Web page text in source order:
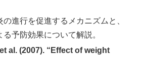
の進行を促進するメカニズムと、
予防効果について解説。
al. (2007). “Effect of weight